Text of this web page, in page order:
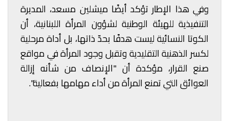
وفي هذا الإطار تؤكد أيضًا ميشلين مسعد، المديرة
التنفيذية للهيئة الوطنية لشؤون المرأة اللبنانية، أن
الكوتا النسائية ليست هدفًا بحدّ ذاتها، بل أداة مرحلية
لكسر الذهنية التقليدية وتقبل وجود المرأة في مواقع
صنع القرار، مؤكدة أن "الإنصاف من شأنه إزالة
العوائق التي تمنع المرأة من أداء مهامها بفعالية".